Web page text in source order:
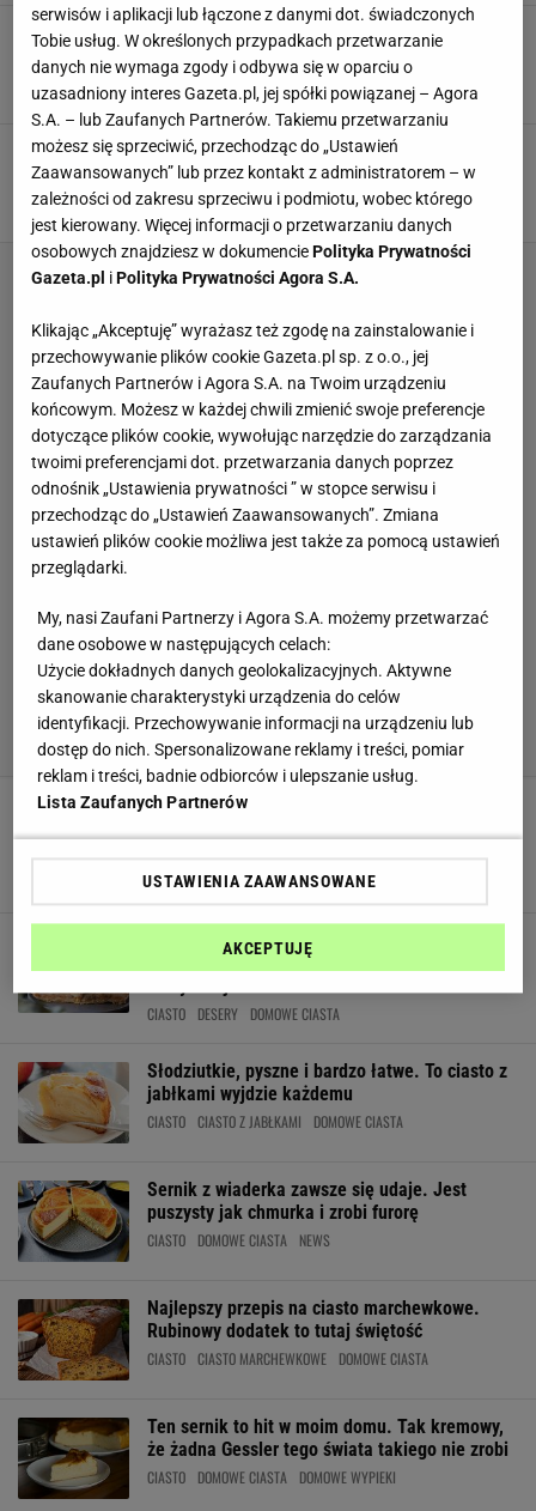
Mięciutkie jak podusia. Wybierz odpowiednie
jabłka i zrób najlepsze ciasto
CIASTO CIASTO Z JABŁKAMI DOMOWE CIASTA
Zrób ciasto z białek jak siostra Aniela. Jest
puszyste i miękkie jak owieczka
BIAŁKA CIASTO DOMOWE CIASTA
kropelki sprawią, że się rozpłyniesz
CIASTO DOMOWE CIASTA NEWS
Bez zagniatania, brudzenia rąk i przekleństw
pod nosem. Ta szarlotka jest lepsza od
CIASTO DESERY DOMOWE CIASTA
Słodziutkie, pyszne i bardzo łatwe. To ciasto z
jabłkami wyjdzie każdemu
CIASTO CIASTO Z JABŁKAMI DOMOWE CIASTA
Sernik z wiaderka zawsze się udaje. Jest
puszysty jak chmurka i zrobi furorę
CIASTO DOMOWE CIASTA NEWS
Najlepszy przepis na ciasto marchewkowe.
Rubinowy dodatek to tutaj świętość
CIASTO CIASTO MARCHEWKOWE DOMOWE CIASTA
Ten sernik to hit w moim domu. Tak kremowy,
że żadna Gessler tego świata takiego nie zrobi
CIASTO DOMOWE CIASTA DOMOWE WYPIEKI
serwisów i aplikacji lub łączone z danymi dot. świadczonych
Tobie usług. W określonych przypadkach przetwarzanie
danych nie wymaga zgody i odbywa się w oparciu o
uzasadniony interes Gazeta.pl, jej spółki powiązanej – Agora
S.A. – lub Zaufanych Partnerów. Takiemu przetwarzaniu
możesz się sprzeciwić, przechodząc do „Ustawień
Zaawansowanych” lub przez kontakt z administratorem – w
zależności od zakresu sprzeciwu i podmiotu, wobec którego
jest kierowany. Więcej informacji o przetwarzaniu danych
osobowych znajdziesz w dokumenciePolityka Prywatności
Gazeta.pl iPolityka Prywatności Agora S.A.
Klikając „Akceptuję” wyrażasz też zgodę na zainstalowanie i
przechowywanie plików cookie Gazeta.pl sp. z o.o., jej
Zaufanych Partnerów i Agora S.A. na Twoim urządzeniu
końcowym. Możesz w każdej chwili zmienić swoje preferencje
dotyczące plików cookie, wywołując narzędzie do zarządzania
twoimi preferencjami dot. przetwarzania danych poprzez
odnośnik „Ustawienia prywatności ” w stopce serwisu i
przechodząc do „Ustawień Zaawansowanych”. Zmiana
ustawień plików cookie możliwa jest także za pomocą ustawień
przeglądarki.
My, nasi Zaufani Partnerzy i Agora S.A. możemy przetwarzać
dane osobowe w następujących celach:
Użycie dokładnych danych geolokalizacyjnych. Aktywne
skanowanie charakterystyki urządzenia do celów
identyfikacji. Przechowywanie informacji na urządzeniu lub
dostęp do nich. Spersonalizowane reklamy i treści, pomiar
reklam i treści, badnie odbiorców i ulepszanie usług.
Lista Zaufanych Partnerów
USTAWIENIA ZAAWANSOWANE
AKCEPTUJĘ